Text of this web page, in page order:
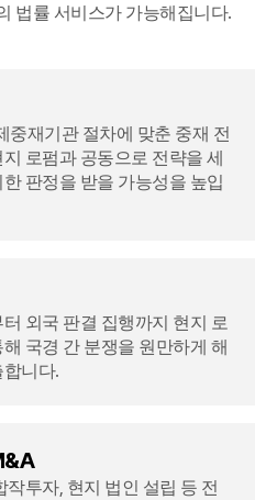
법률 서비스가 가능해집니다.
중재기관 절차에 맞춘 중재 전
로펌과 공동으로 전략을 세
판정을 받을 가능성을 높입
외국 판결 집행까지 현지 로
국경 간 분쟁을 원만하게 해
니다.
작투자, 현지 법인 설립 등 전